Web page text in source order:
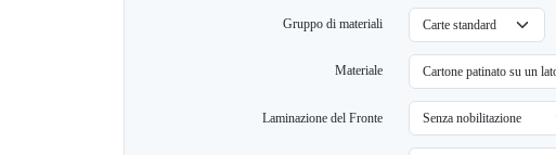
Gruppo di materiali
Materiale
Laminazione del Fronte